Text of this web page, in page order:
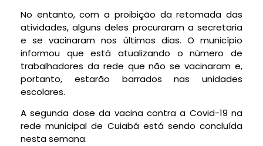
No entanto, com a proibição da retomada das
atividades, alguns deles procuraram a secretaria
e se vacinaram nos últimos dias. O município
informou que está atualizando o número de
trabalhadores da rede que não se vacinaram e,
portanto, estarão barrados nas unidades
escolares.
A segunda dose da vacina contra a Covid-19 na
rede municipal de Cuiabá está sendo concluída
nesta semana.